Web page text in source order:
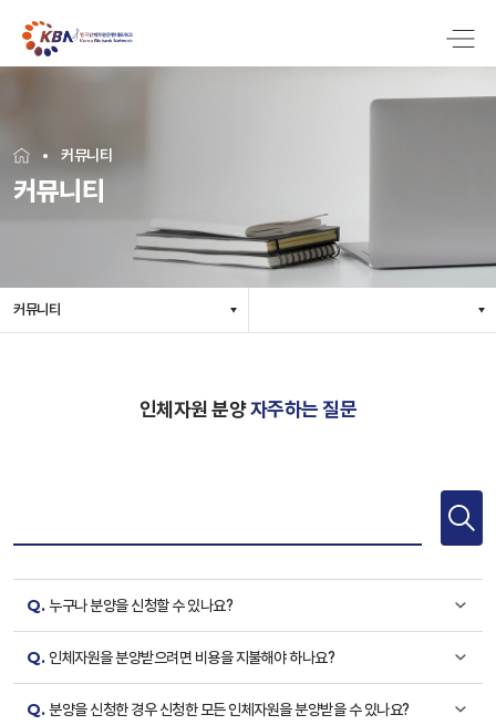
커뮤니티
커뮤니티
커뮤니티
인체자원 분양자주하는 질문
Q. 누구나 분양을 신청할 수 있나요?
Q. 인체자원을 분양받으려면 비용을 지불해야 하나요?
Q. 분양을 신청한 경우 신청한 모든 인체자원을 분양받을 수 있나요?